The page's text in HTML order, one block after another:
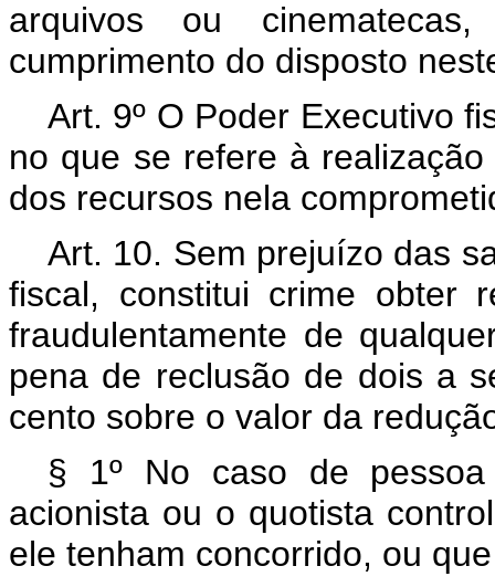
arquivos ou
cumprimento do disposto
Art. 9º O Poder Executivo
no que se refere à
dos recursos nela
Art. 10. Sem prejuízo das
fiscal, constitui crime obter
fraudulentamente de
pena de reclusão de dois a
cento sobre o valor da
§ 1º No caso de
acionista ou o quotista
ele tenham concorrido, ou